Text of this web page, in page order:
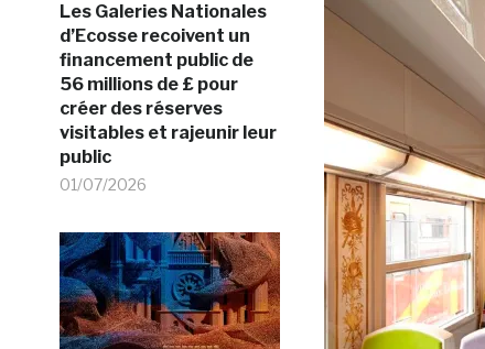
Les Galeries Nationales
d’Ecosse recoivent un
financement public de
56 millions de £ pour
créer des réserves
visitables et rajeunir leur
public
01/07/2026